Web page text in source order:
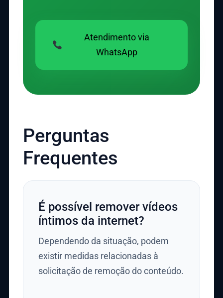
Atendimento via
WhatsApp
Perguntas
Frequentes
É possível remover vídeos
íntimos da internet?
Dependendo da situação, podem
existir medidas relacionadas à
solicitação de remoção do conteúdo.